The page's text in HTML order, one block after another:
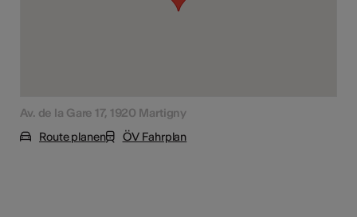
Av. de la Gare 17, 1920 Martigny
Route planen
ÖV Fahrplan